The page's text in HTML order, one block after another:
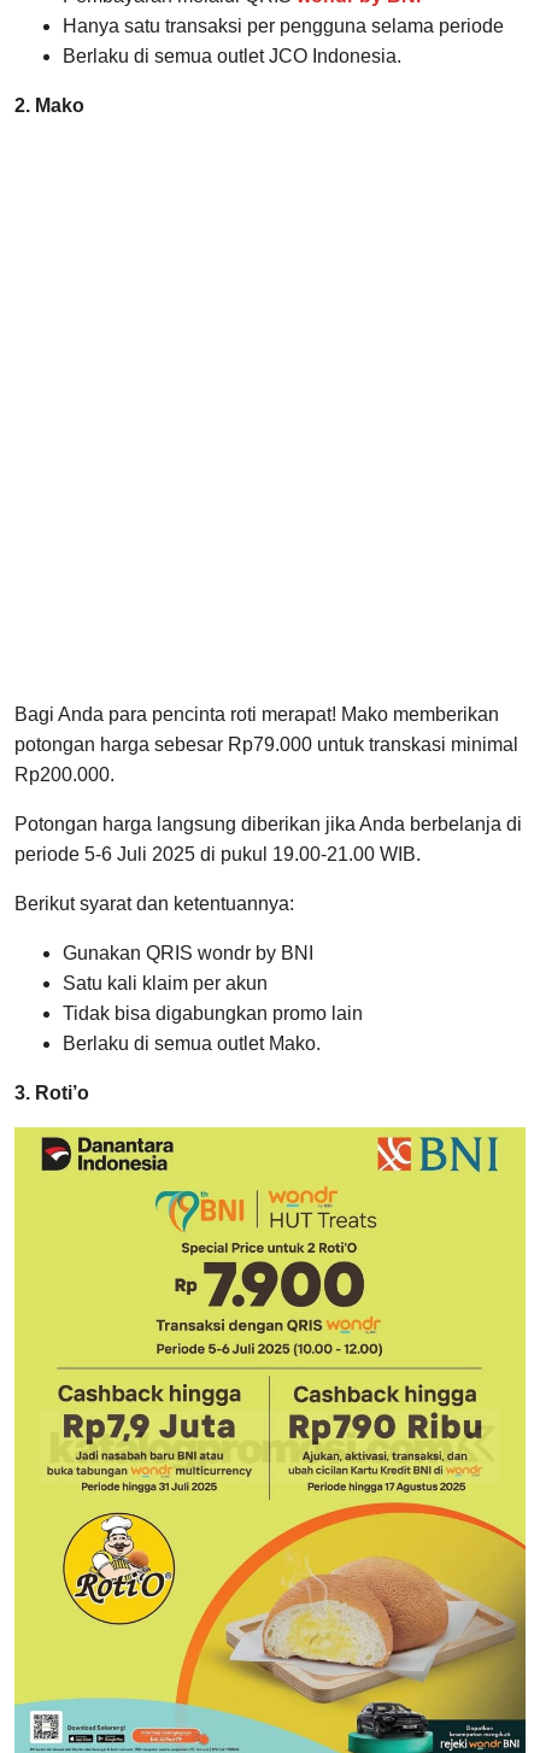
Hanya satu transaksi per pengguna selama periode
Berlaku di semua outlet JCO Indonesia.
2. Mako
Bagi Anda para pencinta roti merapat! Mako memberikan
potongan harga sebesar Rp79.000 untuk transkasi minimal
Rp200.000.
Potongan harga langsung diberikan jika Anda berbelanja di
periode 5-6 Juli 2025 di pukul 19.00-21.00 WIB.
Berikut syarat dan ketentuannya:
Gunakan QRIS wondr by BNI
Satu kali klaim per akun
Tidak bisa digabungkan promo lain
Berlaku di semua outlet Mako.
3. Roti’o